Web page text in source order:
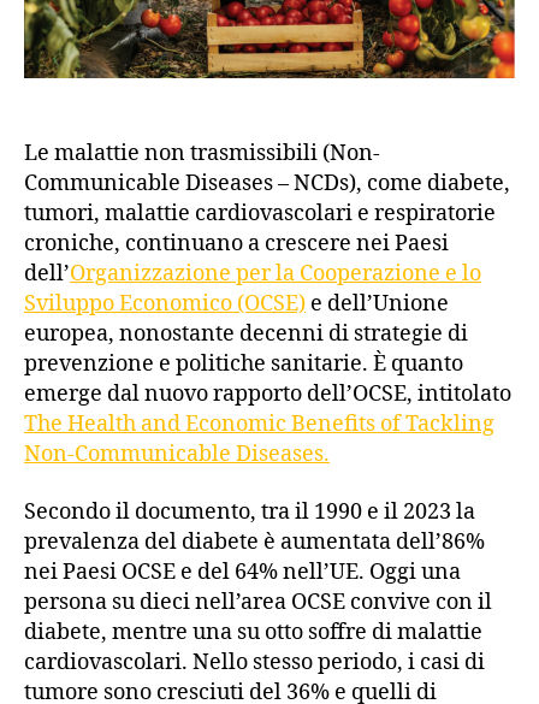
Le malattie non trasmissibili (Non-
Communicable Diseases – NCDs), come diabete,
tumori, malattie cardiovascolari e respiratorie
croniche, continuano a crescere nei Paesi
dell’Organizzazione per la Cooperazione e lo
Sviluppo Economico (OCSE) e dell’Unione
europea, nonostante decenni di strategie di
prevenzione e politiche sanitarie. È quanto
emerge dal nuovo rapporto dell’OCSE, intitolato
The Health and Economic Benefits of Tackling
Non-Communicable Diseases.
Secondo il documento, tra il 1990 e il 2023 la
prevalenza del diabete è aumentata dell’86%
nei Paesi OCSE e del 64% nell’UE. Oggi una
persona su dieci nell’area OCSE convive con il
diabete, mentre una su otto soffre di malattie
cardiovascolari. Nello stesso periodo, i casi di
tumore sono cresciuti del 36% e quelli di